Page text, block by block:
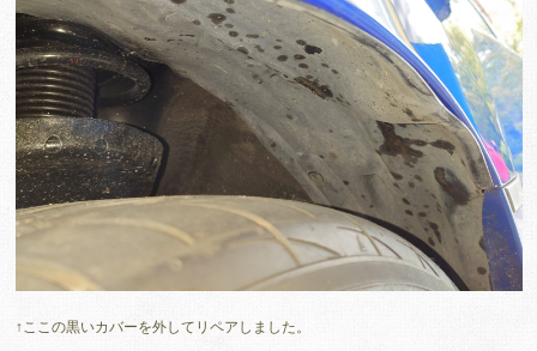
↑ここの黒いカバーを外してリペアしました。